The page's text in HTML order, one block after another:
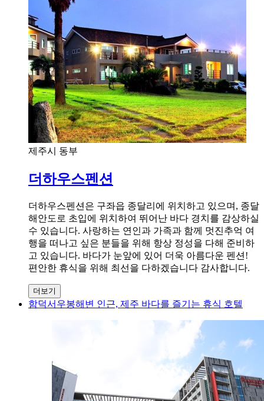
제주시 동부
더하우스펜션
더하우스펜션은 구좌읍 종달리에 위치하고 있으며, 종달
해안도로 초입에 위치하여 뛰어난 바다 경치를 감상하실
수 있습니다. 사랑하는 연인과 가족과 함께 멋진추억 여
행을 떠나고 싶은 분들을 위해 항상 정성을 다해 준비하
고 있습니다. 바다가 눈앞에 있어 더욱 아름다운 펜션!
편안한 휴식을 위해 최선을 다하겠습니다 감사합니다.
더보기
함덕서우봉해변 인근, 제주 바다를 즐기는 휴식 호텔